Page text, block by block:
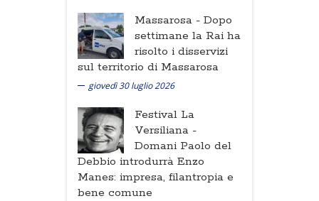
Massarosa - Dopo
settimane la Rai ha
risolto i disservizi
sul territorio di Massarosa
giovedì 30 luglio 2026
Festival La
Versiliana -
Domani Paolo del
Debbio introdurrà Enzo
Manes: impresa, filantropia e
bene comune